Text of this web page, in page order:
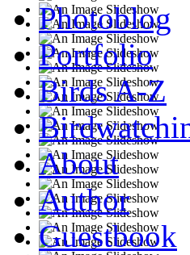
Photoblog
Portfolio
Birds A-Z
About
Author
Guestbook